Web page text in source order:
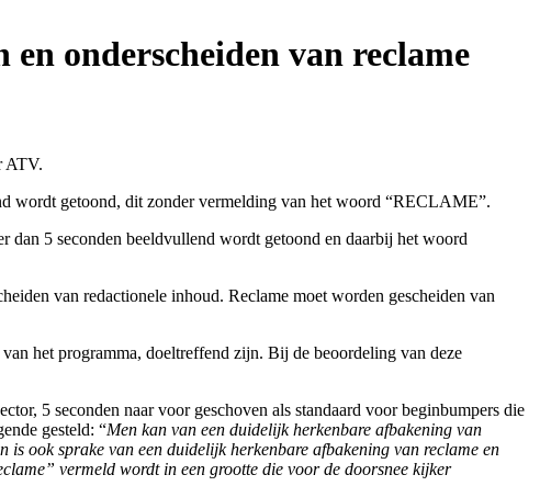
onderscheiden van reclame
ATV.
wordt getoond, dit zonder vermelding van het woord “RECLAME”.
5 seconden beeldvullend wordt getoond en daarbij het woord
van redactionele inhoud. Reclame moet worden gescheiden van
het programma, doeltreffend zijn. Bij de beoordeling van deze
5 seconden naar voor geschoven als standaard voor beginbumpers die
gesteld: “Men kan van een duidelijk herkenbare afbakening van
ook sprake van een duidelijk herkenbare afbakening van reclame en
vermeld wordt in een grootte die voor de doorsnee kijker